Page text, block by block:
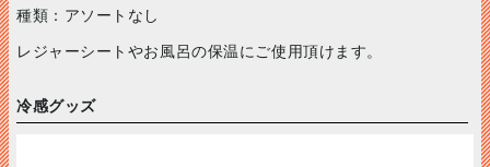
種類：アソートなし
レジャーシートやお風呂の保温にご使用頂けます。
冷感グッズ